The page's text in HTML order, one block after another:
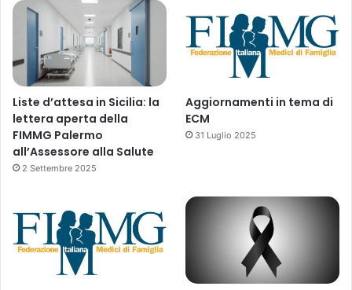
Liste d’attesa in Sicilia: la
lettera aperta della
FIMMG Palermo
all’Assessore alla Salute
2 Settembre 2025
Aggiornamenti in tema di
ECM
31 Luglio 2025